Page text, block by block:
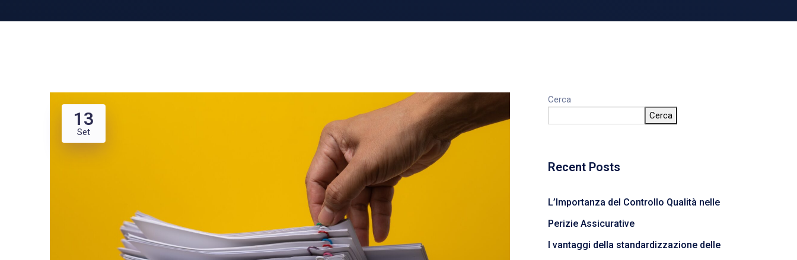
13
Set
Cerca
Cerca
Recent Posts
L’Importanza del Controllo Qualità nelle
Perizie Assicurative
I vantaggi della standardizzazione delle